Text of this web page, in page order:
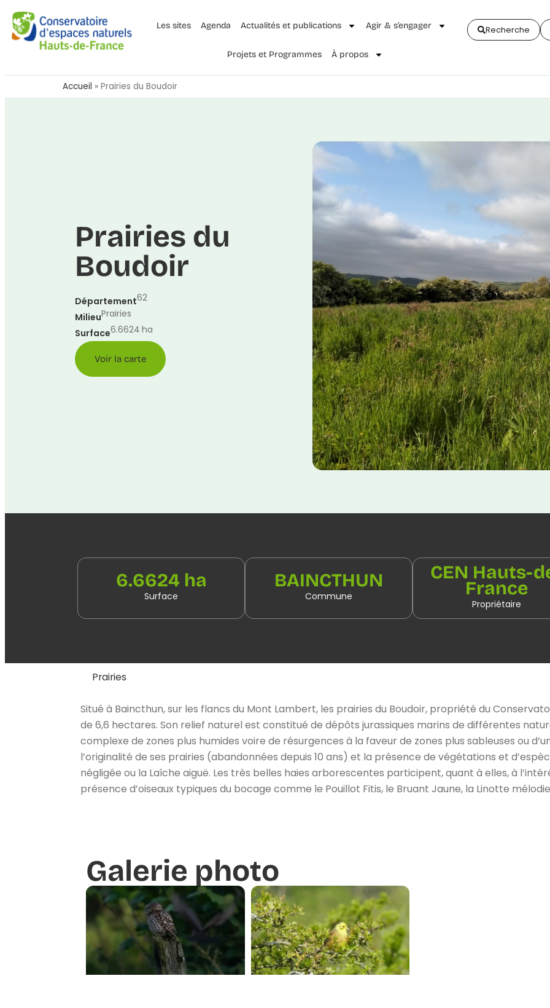
Les sites Agenda Actualités et publications Agir & s’engager
Projets et Programmes À propos
Recherche
Accueil » Prairies du Boudoir
Prairies du
Boudoir
Département62
MilieuPrairies
Surface6.6624 ha
Voir la carte
6.6624 ha
Surface
BAINCTHUN
Commune
CEN Hauts-
France
Propriétaire
Prairies
Situé à Baincthun, sur les flancs du Mont Lambert, les prairies du Boudoir, propriété du
de 6,6 hectares. Son relief naturel est constitué de dépôts jurassiques marins de différentes
complexe de zones plus humides voire de résurgences à la faveur de zones plus sableuses ou
l’originalité de ses prairies (abandonnées depuis 10 ans) et la présence de végétations et
négligée ou la Laîche aiguë. Les très belles haies arborescentes participent, quant à elles, à
présence d’oiseaux typiques du bocage comme le Pouillot Fitis, le Bruant Jaune, la Linotte
Galerie photo